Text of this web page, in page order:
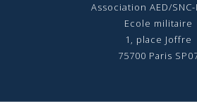
Association AED/SNC-
Ecole militaire
1, place Joffre
75700 Paris